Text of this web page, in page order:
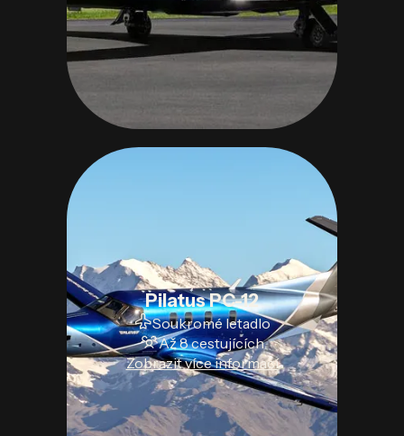
Pilatus PC-12
Soukromé letadlo
Až 8 cestujících
Zobrazit více informací